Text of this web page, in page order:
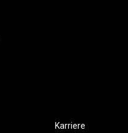
Karriere